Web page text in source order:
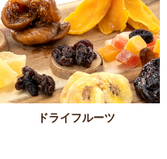
ドライフルーツ